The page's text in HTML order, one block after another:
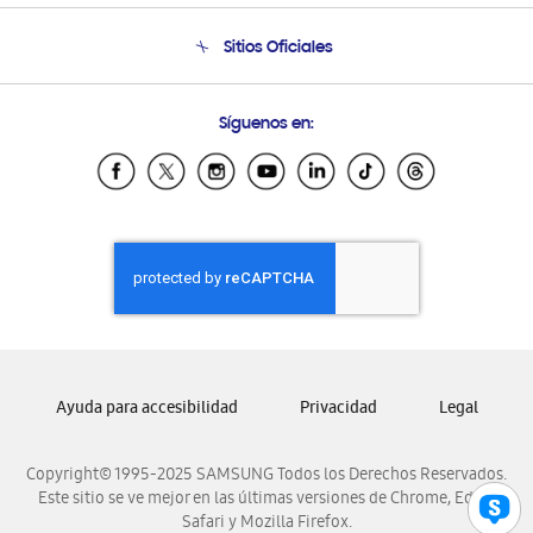
Soporte vía eMail
Sitios Oficiales
Samsung Ecuador
Samsung El Salvador
Samsung Honduras
Samsung Nicaragua
Samsung Panamá
Samsung Venezuela
Síguenos en:
Copyright© 1995-2025 SAMSUNG Todos los Derechos Reservados.
Este sitio se ve mejor en las últimas versiones de Chrome, Edge,
Safari y Mozilla Firefox.
Ayuda para accesibilidad Privacidad Legal